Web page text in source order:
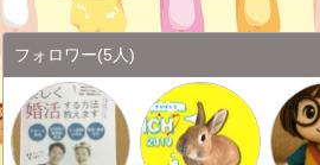
フォロワー(5人)